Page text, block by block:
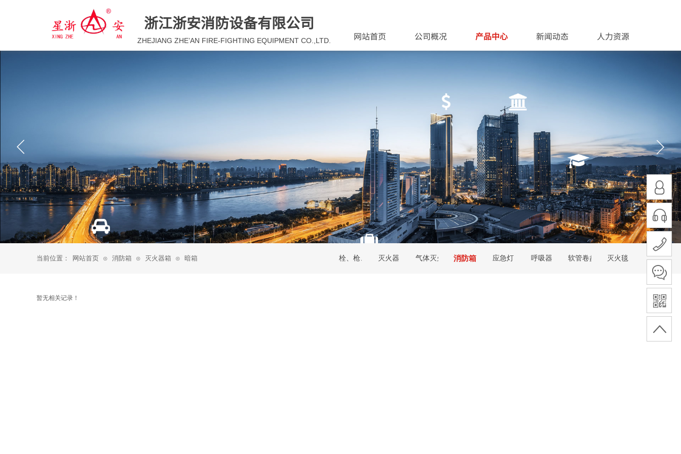
当前位置： 网站首页 ⊙ 消防箱 ⊙ 灭火器箱 ⊙ 暗箱 栓、枪、接口灭火器 气体灭火 消防箱 应急灯 呼吸器 软管卷盘 灭火毯
暂无相关记录！
网站首页 公司概况 产品中心 新闻动态 人力资源
浙江浙安消防设备有限公司
ZHEJIANG ZHE’AN FIRE-FIGHTING EQUIPMENT CO.,LTD.